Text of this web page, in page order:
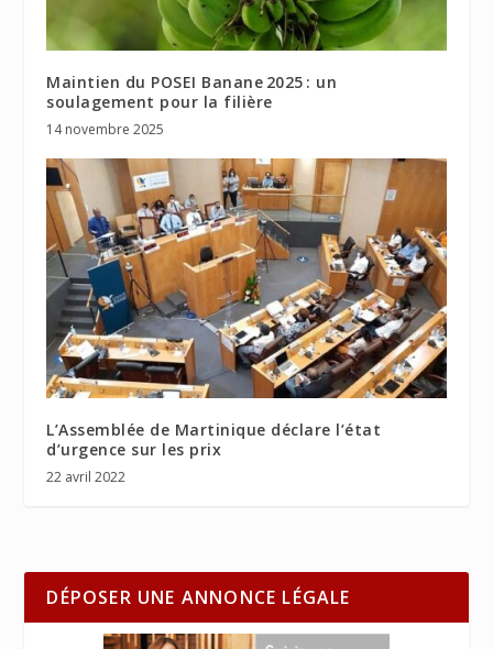
Maintien du POSEI Banane 2025 : un
soulagement pour la filière
14 novembre 2025
L’Assemblée de Martinique déclare l’état
d’urgence sur les prix
22 avril 2022
DÉPOSER UNE ANNONCE LÉGALE